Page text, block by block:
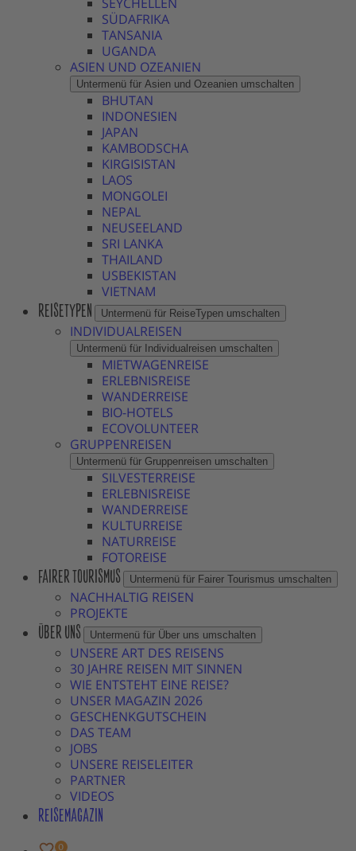
SÜDAFRIKA
TANSANIA
UGANDA
ASIEN UND OZEANIEN
Untermenü für Asien und Ozeanien umschalten
BHUTAN
INDONESIEN
JAPAN
KAMBODSCHA
KIRGISISTAN
LAOS
MONGOLEI
NEPAL
NEUSEELAND
SRI LANKA
THAILAND
USBEKISTAN
VIETNAM
REISETYPEN Untermenü für ReiseTypen umschalten
INDIVIDUALREISEN
Untermenü für Individualreisen umschalten
MIETWAGENREISE
ERLEBNISREISE
WANDERREISE
BIO-HOTELS
ECOVOLUNTEER
GRUPPENREISEN
Untermenü für Gruppenreisen umschalten
SILVESTERREISE
ERLEBNISREISE
WANDERREISE
KULTURREISE
NATURREISE
FOTOREISE
FAIRER TOURISMUS Untermenü für Fairer Tourismus umschalten
NACHHALTIG REISEN
PROJEKTE
ÜBER UNS Untermenü für Über uns umschalten
UNSERE ART DES REISENS
30 JAHRE REISEN MIT SINNEN
WIE ENTSTEHT EINE REISE?
UNSER MAGAZIN 2026
GESCHENKGUTSCHEIN
DAS TEAM
JOBS
UNSERE REISELEITER
PARTNER
VIDEOS
REISEMAGAZIN